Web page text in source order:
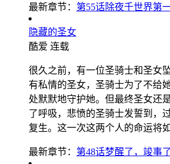
最新章节： 第55话除夜千世界第
隐藏的圣女
酷爱 连载
很久之前，有一位圣骑士和圣女
有私情的圣女，圣骑士为了不给
处默默地守护她。但最终圣女还
了呼吸，悲愤的圣骑士发誓到，
复生。这一次这两个人的命运将
最新章节： 第48话梦醒了，竣事了